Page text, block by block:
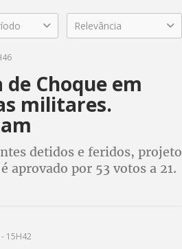
Relevância
Choque em
militares.
detidos e feridos, projeto
aprovado por 53 votos a 21.
15H42